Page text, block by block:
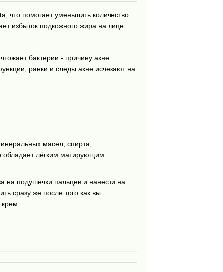
что помогает уменьшить количество
избыток подкожного жира на лице.
бактерии - причину акне.
ранки и следы акне исчезают на
масел, спирта,
обладает лёгким матирующим
на подушечки пальцев и нанести на
сразу же после того как вы